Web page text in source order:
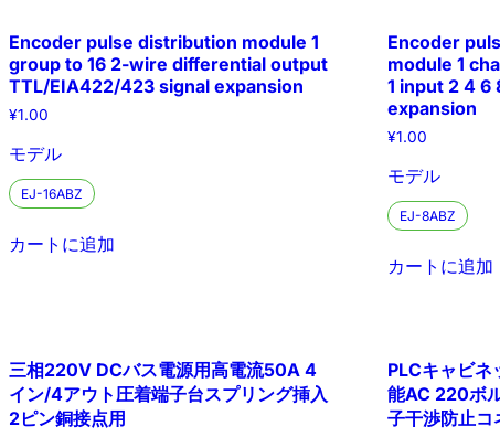
Encoder pulse distribution module 1
group to 16 2-wire differential output
TTL/EIA422/423 signal expansion
¥1.00
モデル
EJ-16ABZ
カートに追加
Encoder
module 1
1 input 2 4
expansion
¥1.00
モデル
EJ-8ABZ
カートに追加
三相220V DCバス電源用高電流50A 4
イン/4アウト圧着端子台スプリング挿入
2ピン銅接点用
PLCキャビネ
能AC 220ボ
子干渉防止コ